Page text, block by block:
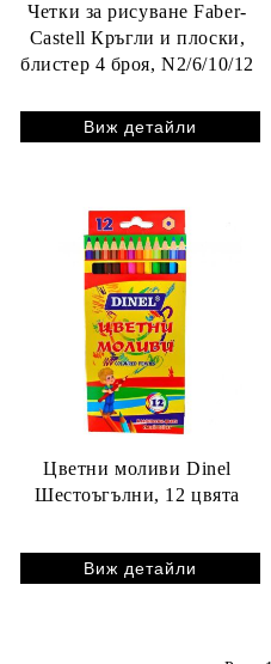
Четки за рисуване Faber-
Castell Кръгли и плоски,
блистер 4 броя, N2/6/10/12
Виж детайли
Цветни моливи Dinel
Шестоъгълни, 12 цвята
Виж детайли